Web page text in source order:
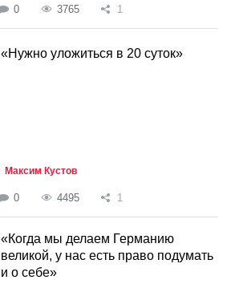
0 3765 1
«Нужно уложиться в 20 суток»
Максим Кустов
0 4495 1
«Когда мы делаем Германию
великой, у нас есть право подумать
и о себе»